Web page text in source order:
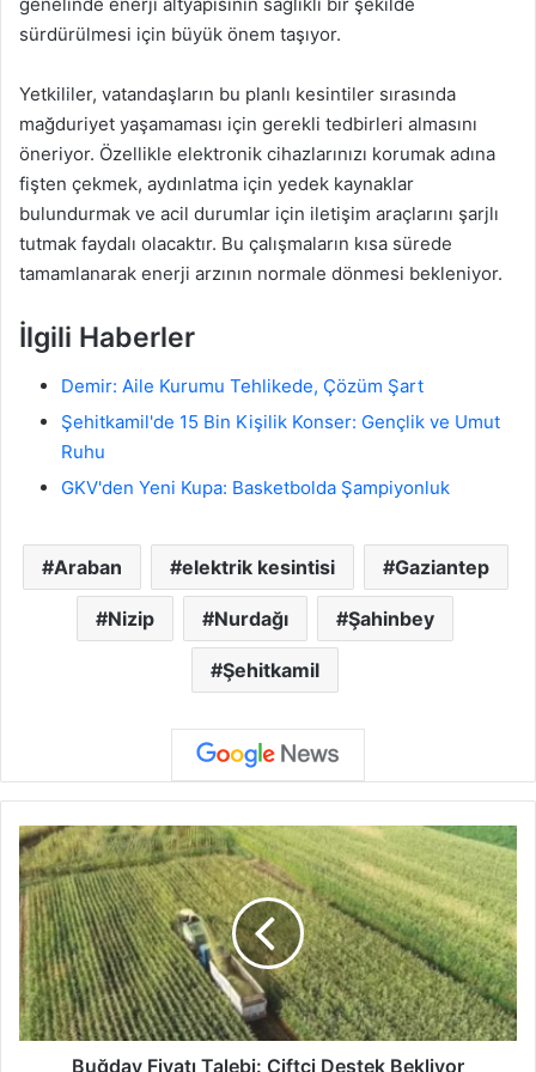
genelinde enerji altyapısının sağlıklı bir şekilde
sürdürülmesi için büyük önem taşıyor.
Yetkililer, vatandaşların bu planlı kesintiler sırasında
mağduriyet yaşamaması için gerekli tedbirleri almasını
öneriyor. Özellikle elektronik cihazlarınızı korumak adına
fişten çekmek, aydınlatma için yedek kaynaklar
bulundurmak ve acil durumlar için iletişim araçlarını şarjlı
tutmak faydalı olacaktır. Bu çalışmaların kısa sürede
tamamlanarak enerji arzının normale dönmesi bekleniyor.
İlgili Haberler
Demir: Aile Kurumu Tehlikede, Çözüm Şart
Şehitkamil'de 15 Bin Kişilik Konser: Gençlik ve Umut
Ruhu
GKV'den Yeni Kupa: Basketbolda Şampiyonluk
Araban elektrik kesintisi Gaziantep
Nizip Nurdağı Şahinbey
Şehitkamil
B
u
ğ
d
a
y
F
i
y
Buğday Fiyatı Talebi: Çiftçi Destek Bekliyor